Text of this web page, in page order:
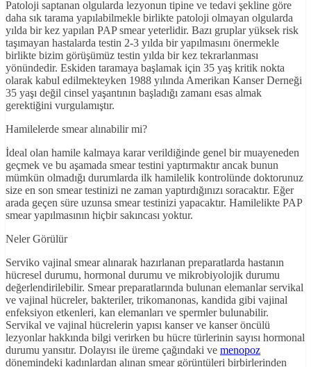
Patoloji saptanan olgularda lezyonun tipine ve tedavi şekline göre
daha sık tarama yapılabilmekle birlikte patoloji olmayan olgularda
yılda bir kez yapılan PAP smear yeterlidir. Bazı gruplar yüksek risk
taşımayan hastalarda testin 2-3 yılda bir yapılmasını önermekle
birlikte bizim görüşümüz testin yılda bir kez tekrarlanması
yönündedir. Eskiden taramaya başlamak için 35 yaş kritik nokta
olarak kabul edilmekteyken 1988 yılında Amerikan Kanser Derneği
35 yaşı değil cinsel yaşantının başladığı zamanı esas almak
gerektiğini vurgulamıştır.
Hamilelerde smear alınabilir mi?
İdeal olan hamile kalmaya karar verildiğinde genel bir muayeneden
geçmek ve bu aşamada smear testini yaptırmaktır ancak bunun
mümkün olmadığı durumlarda ilk hamilelik kontrolünde doktorunuz
size en son smear testinizi ne zaman yaptırdığınızı soracaktır. Eğer
arada geçen süre uzunsa smear testinizi yapacaktır. Hamilelikte PAP
smear yapılmasının hiçbir sakıncası yoktur.
Neler Görülür
Serviko vajinal smear alınarak hazırlanan preparatlarda hastanın
hücresel durumu, hormonal durumu ve mikrobiyolojik durumu
değerlendirilebilir. Smear preparatlarında bulunan elemanlar servikal
ve vajinal hücreler, bakteriler, trikomanonas, kandida gibi vajinal
enfeksiyon etkenleri, kan elemanları ve spermler bulunabilir.
Servikal ve vajinal hücrelerin yapısı kanser ve kanser öncülü
lezyonlar hakkında bilgi verirken bu hücre türlerinin sayısı hormonal
durumu yansıtır. Dolayısı ile üreme çağındaki ve menopoz
dönemindeki kadınlardan alınan smear görüntüleri birbirlerinden